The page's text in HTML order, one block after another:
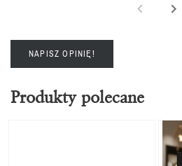
NAPISZ OPINIĘ!
Produkty polecane